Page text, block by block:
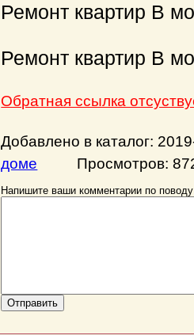
Ремонт квартир В
Ремонт квартир В
Обратная ссылка
Добавлено в каталог:
доме Просмотров:
Напишите ваши комментарии по